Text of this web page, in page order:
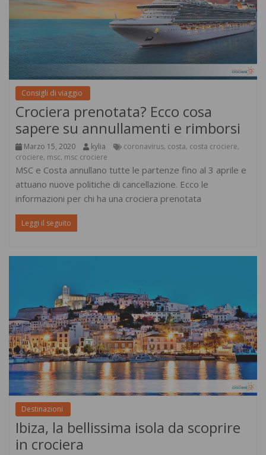
Consigli di viaggio
Crociera prenotata? Ecco cosa
sapere su annullamenti e rimborsi
Marzo 15, 2020 kylia coronavirus, costa, costa crociere,
crociere, msc, msc crociere
MSC e Costa annullano tutte le partenze fino al 3 aprile e
attuano nuove politiche di cancellazione. Ecco le
informazioni per chi ha una crociera prenotata
Leggi il seguito
Destinazioni
Ibiza, la bellissima isola da scoprire
in crociera